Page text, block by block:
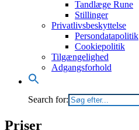
Tandlæge Rune
Stillinger
Privatlivsbeskyttelse
Persondatapolitik
Cookiepolitik
Tilgængelighed
Adgangsforhold
Search for:
Priser